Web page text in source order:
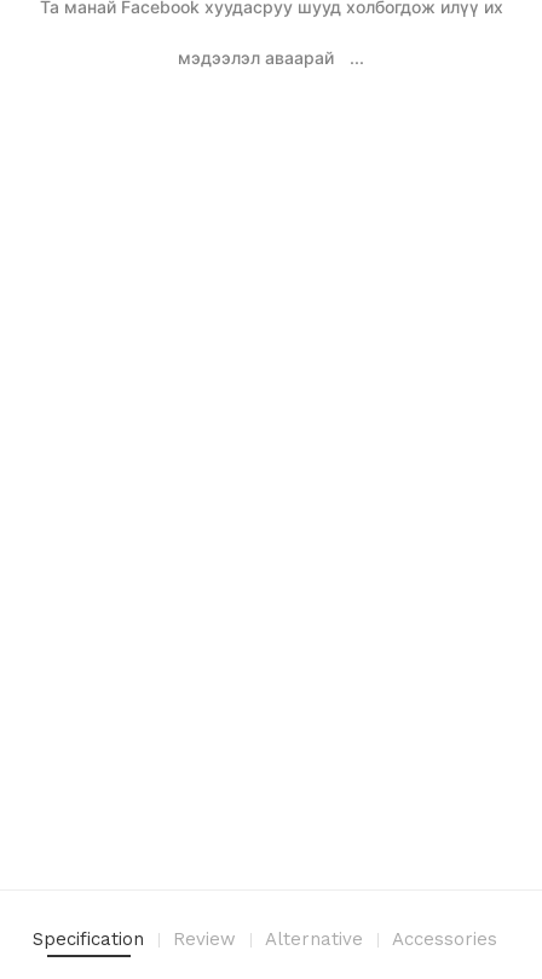
Та манай Facebook хуудасруу шууд холбогдож илүү их
мэдээлэл аваарай ...
Specification Review Alternative Accessories